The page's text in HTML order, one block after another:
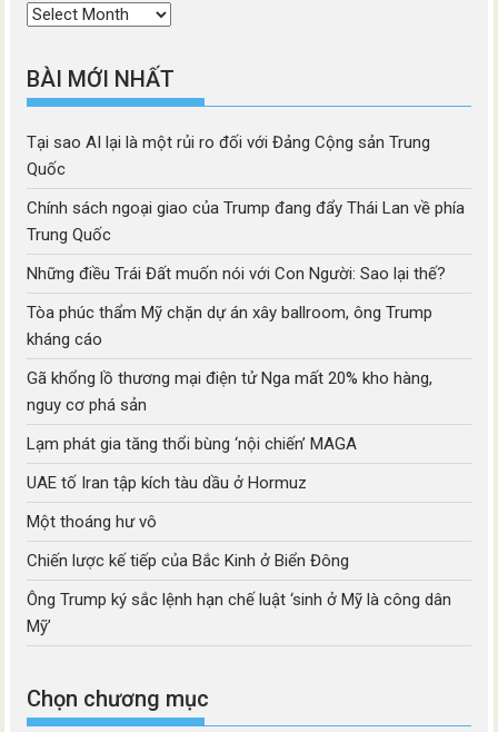
Thời
BÀI MỚI NHẤT
Tại sao AI lại là một rủi ro đối với Đảng Cộng sản Trung
Quốc
Chính sách ngoại giao của Trump đang đẩy Thái Lan về phía
Trung Quốc
Những điều Trái Đất muốn nói với Con Người: Sao lại thế?
Tòa phúc thẩm Mỹ chặn dự án xây ballroom, ông Trump
kháng cáo
Gã khổng lồ thương mại điện tử Nga mất 20% kho hàng,
nguy cơ phá sản
Lạm phát gia tăng thổi bùng ‘nội chiến’ MAGA
UAE tố Iran tập kích tàu dầu ở Hormuz
Một thoáng hư vô
Chiến lược kế tiếp của Bắc Kinh ở Biển Đông
Ông Trump ký sắc lệnh hạn chế luật ‘sinh ở Mỹ là công dân
Mỹ’
Chọn chương mục